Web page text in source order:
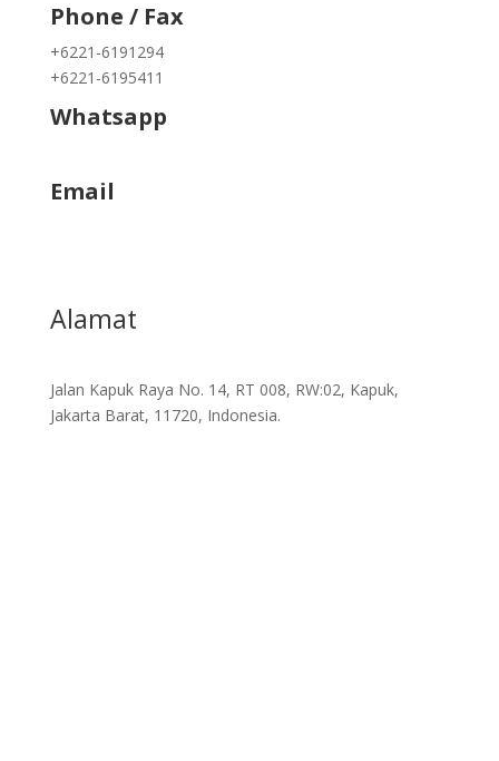
Phone / Fax
+6221-6191294
+6221-6195411
Whatsapp
Email
Alamat
Jalan Kapuk Raya No. 14, RT 008, RW:02, Kapuk,
Jakarta Barat, 11720, Indonesia.